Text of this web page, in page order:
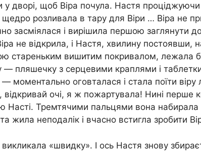
у дворі, щоб Віра почула. Настя
розливала в тару для Віри … Віра не
засміялася і вирішила першою заглянути
не відкрила, і Настя, хвилину постоявши,
стареньким вишитим покривалом, лежала
— пляшечку з серцевими краплями і
моментально оговталася і стала поїти
відкривай очі, я ж пожартувала! Нині перше
Насті. Тремтячими пальцями вона набирала
жила неподалік і вчасно встигла зробити
«швидку». І ось Настя знову